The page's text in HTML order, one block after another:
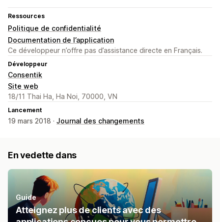
Ressources
Politique de confidentialité
Documentation de l’application
Ce développeur n’offre pas d’assistance directe en Français.
Développeur
Consentik
Site web
18/11 Thai Ha, Ha Noi, 70000, VN
Lancement
19 mars 2018 · Journal des changements
En vedette dans
Guide
Atteignez plus de clients avec des